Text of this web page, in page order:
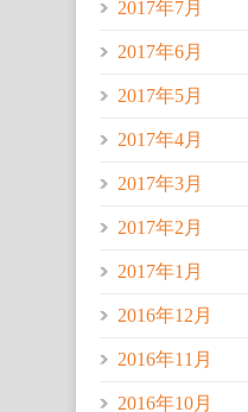
2017年7月
2017年6月
2017年5月
2017年4月
2017年3月
2017年2月
2017年1月
2016年12月
2016年11月
2016年10月